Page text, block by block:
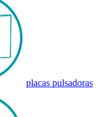
placas pulsadoras